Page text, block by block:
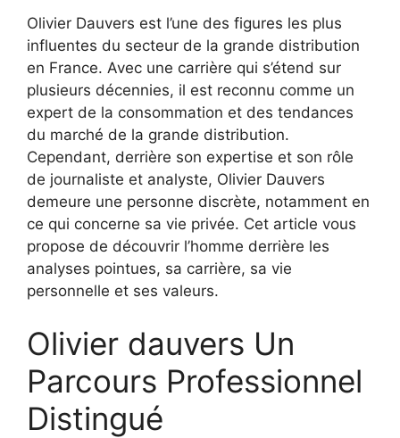
Olivier Dauvers est l’une des figures les plus
influentes du secteur de la grande distribution
en France. Avec une carrière qui s’étend sur
plusieurs décennies, il est reconnu comme un
expert de la consommation et des tendances
du marché de la grande distribution.
Cependant, derrière son expertise et son rôle
de journaliste et analyste, Olivier Dauvers
demeure une personne discrète, notamment en
ce qui concerne sa vie privée. Cet article vous
propose de découvrir l’homme derrière les
analyses pointues, sa carrière, sa vie
personnelle et ses valeurs.
Olivier dauvers Un
Parcours Professionnel
Distingué